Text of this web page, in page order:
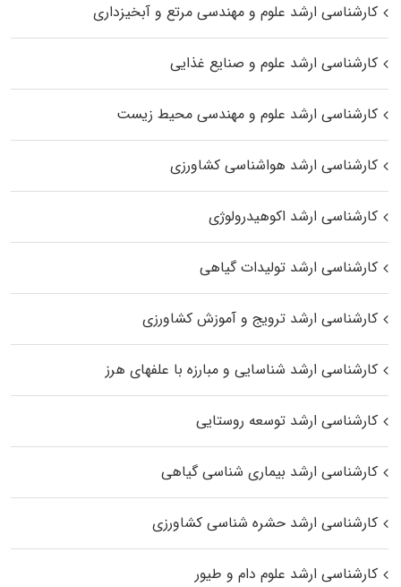
کارشناسی ارشد علوم و مهندسی مرتع و آبخیزداری
کارشناسی ارشد علوم و صنایع غذایی
کارشناسی ارشد علوم و مهندسی محیط زیست
کارشناسی ارشد هواشناسی کشاورزی
کارشناسی ارشد اکوهیدرولوژی
کارشناسی ارشد تولیدات گیاهی
کارشناسی ارشد ترویج و آموزش کشاورزی
کارشناسی ارشد شناسایی و مبارزه با علفهای هرز
کارشناسی ارشد توسعه روستایی
کارشناسی ارشد بیماری‌ شناسی گیاهی
کارشناسی ارشد حشره‌ شناسی کشاورزی
کارشناسی ارشد علوم دام و طیور